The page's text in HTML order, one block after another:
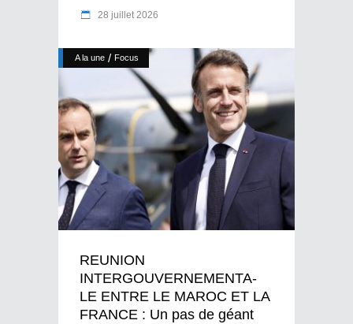
28 juillet 2026
A la une / Focus
REUNION
INTERGOUVERNEMENTA-
LE ENTRE LE MAROC ET LA
FRANCE : Un pas de géant